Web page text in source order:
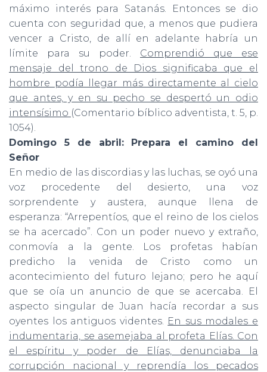
máximo interés para Satanás. Entonces se dio
cuenta con seguridad que, a menos que pudiera
vencer a Cristo, de allí en adelante habría un
límite para su poder. Comprendió que ese
mensaje del trono de Dios significaba que el
hombre podía llegar más directamente al cielo
que antes, y en su pecho se despertó un odio
intensísimo (Comentario bíblico adventista, t. 5, p.
1054).
Domingo 5 de abril: Prepara el camino del
Señor
En medio de las discordias y las luchas, se oyó una
voz procedente del desierto, una voz
sorprendente y austera, aunque llena de
esperanza: “Arrepentíos, que el reino de los cielos
se ha acercado”. Con un poder nuevo y extraño,
conmovía a la gente. Los profetas habían
predicho la venida de Cristo como un
acontecimiento del futuro lejano; pero he aquí
que se oía un anuncio de que se acercaba. El
aspecto singular de Juan hacía recordar a sus
oyentes los antiguos videntes. En sus modales e
indumentaria, se asemejaba al profeta Elías. Con
el espíritu y poder de Elías, denunciaba la
corrupción nacional y reprendía los pecados